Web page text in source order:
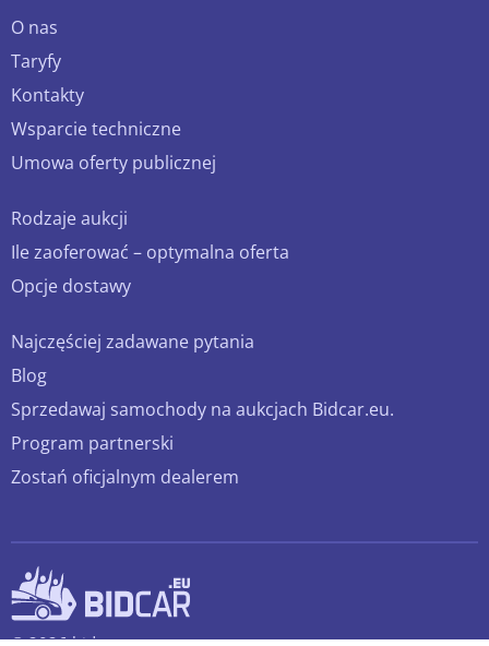
O nas
Taryfy
Kontakty
Wsparcie techniczne
Umowa oferty publicznej
Rodzaje aukcji
Ile zaoferować – optymalna oferta
Opcje dostawy
Najczęściej zadawane pytania
Blog
Sprzedawaj samochody na aukcjach Bidcar.eu.
Program partnerski
Zostań oficjalnym dealerem